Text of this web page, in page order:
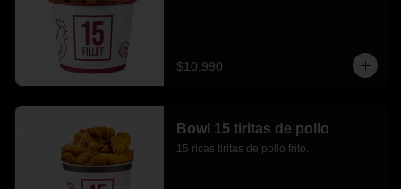
$10.990
Bowl 15 tiritas de pollo
15 ricas tiritas de pollo frito.